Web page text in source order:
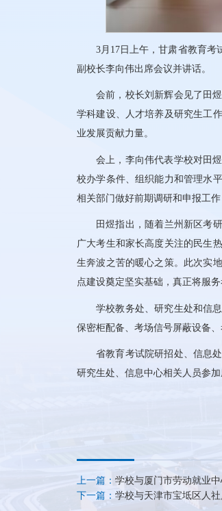
3月17日上午，甘肃省教育考
副校长李向伟出席会议并讲话。
会前，校长刘新辉会见了田
学科建设、人才培养及研究生工
业发展贡献力量。
会上，李向伟代表学校对田
校办学条件、组织能力和管理水
相关部门做好前期调研和申报工作
田煜指出，随着兰州新区考
广大考生和家长高度关注的民生
生奔波之苦的暖心之策。此次实
点建设奠定坚实基础，真正将服务
学校教务处、研究生处和信
保密柜配备、考场信号屏蔽设备
省教育考试院研招处、信息
研究生处、信息中心相关人员参加
上一篇： 学校与厦门市劳动就业
下一篇： 学校与天津市宝坻区人